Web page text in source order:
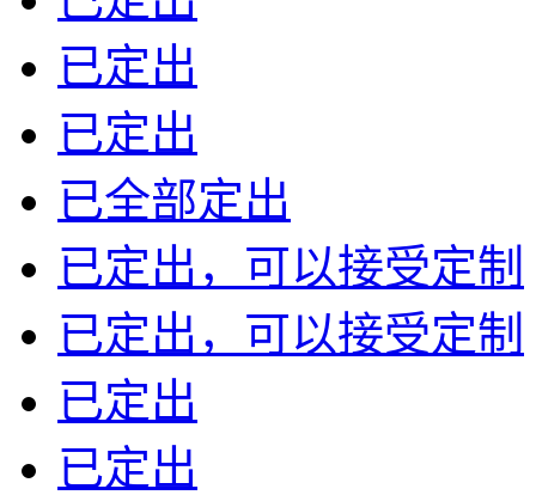
已定出
已定出
已全部定出
已定出，可以接受定制
已定出，可以接受定制
已定出
已定出